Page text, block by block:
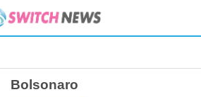
Bolsonaro